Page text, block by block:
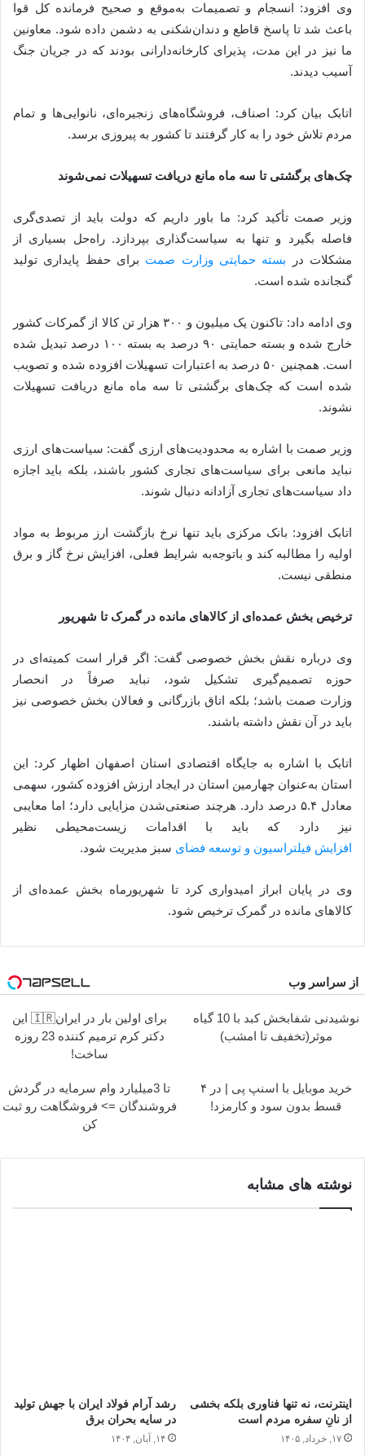
وی افزود: انسجام و تصمیمات به‌موقع و صحیح فرمانده کل قوا
باعث شد تا پاسخ قاطع و دندان‌شکنی به دشمن داده شود. معاونین
ما نیز در این مدت، پذیرای کارخانه‌دارانی بودند که در جریان جنگ
آسیب دیدند.
اتابک بیان کرد: اصناف، فروشگاه‌های زنجیره‌ای، نانوایی‌ها و تمام
مردم تلاش خود را به کار گرفتند تا کشور به پیروزی برسد.
چک‌های برگشتی تا سه ماه مانع دریافت تسهیلات نمی‌شوند
وزیر صمت تأکید کرد: ما باور داریم که دولت باید از تصدی‌گری
فاصله بگیرد و تنها به سیاست‌گذاری بپردازد. راه‌حل بسیاری از
مشکلات در بسته حمایتی وزارت صمت برای حفظ پایداری تولید
گنجانده شده است.
وی ادامه داد: تاکنون یک میلیون و ۳۰۰ هزار تن کالا از گمرکات کشور
خارج شده و بسته حمایتی ۹۰ درصد به بسته ۱۰۰ درصد تبدیل شده
است. همچنین ۵۰ درصد به اعتبارات تسهیلات افزوده شده و تصویب
شده است که چک‌های برگشتی تا سه ماه مانع دریافت تسهیلات
نشوند.
وزیر صمت با اشاره به محدودیت‌های ارزی گفت: سیاست‌های ارزی
نباید مانعی برای سیاست‌های تجاری کشور باشند، بلکه باید اجازه
داد سیاست‌های تجاری آزادانه دنبال شوند.
اتابک افزود: بانک مرکزی باید تنها نرخ بازگشت ارز مربوط به مواد
اولیه را مطالبه کند و باتوجه‌به شرایط فعلی، افزایش نرخ گاز و برق
منطقی نیست.
ترخیص بخش عمده‌ای از کالاهای مانده در گمرک تا شهریور
وی درباره نقش بخش خصوصی گفت: اگر قرار است کمیته‌ای در
حوزه تصمیم‌گیری تشکیل شود، نباید صرفاً در انحصار
وزارت صمت باشد؛ بلکه اتاق بازرگانی و فعالان بخش خصوصی نیز
باید در آن نقش داشته باشند.
اتابک با اشاره به جایگاه اقتصادی استان اصفهان اظهار کرد: این
استان به‌عنوان چهارمین استان در ایجاد ارزش افزوده کشور، سهمی
معادل ۵.۴ درصد دارد. هرچند صنعتی‌شدن مزایایی دارد؛ اما معایبی
نیز دارد که باید با اقدامات زیست‌محیطی نظیر
افزایش فیلتراسیون و توسعه فضای سبز مدیریت شود.
وی در پایان ابراز امیدواری کرد تا شهریورماه بخش عمده‌ای از
کالاهای مانده در گمرک ترخیص شود.
از سراسر وب
نوشیدنی شفابخش کبد با 10 گیاه
موثر(تخفیف تا امشب)
برای اولین بار در ایران🇮🇷 این
دکتر کرم ترمیم کننده 23 روزه
ساخت!
خرید موبایل با اسنپ پی | در ۴
قسط بدون سود و کارمزد!
تا 3میلیارد وام سرمایه در گردش
فروشندگان => فروشگاهت رو ثبت
کن
نوشته های مشابه
اینترنت، نه تنها فناوری بلکه بخشی
از نانِ سفره مردم است
۱۷, خرداد, ۱۴۰۵
رشد آرام فولاد ایران با جهش تولید
در سایه بحران برق
۱۴, آبان, ۱۴۰۴